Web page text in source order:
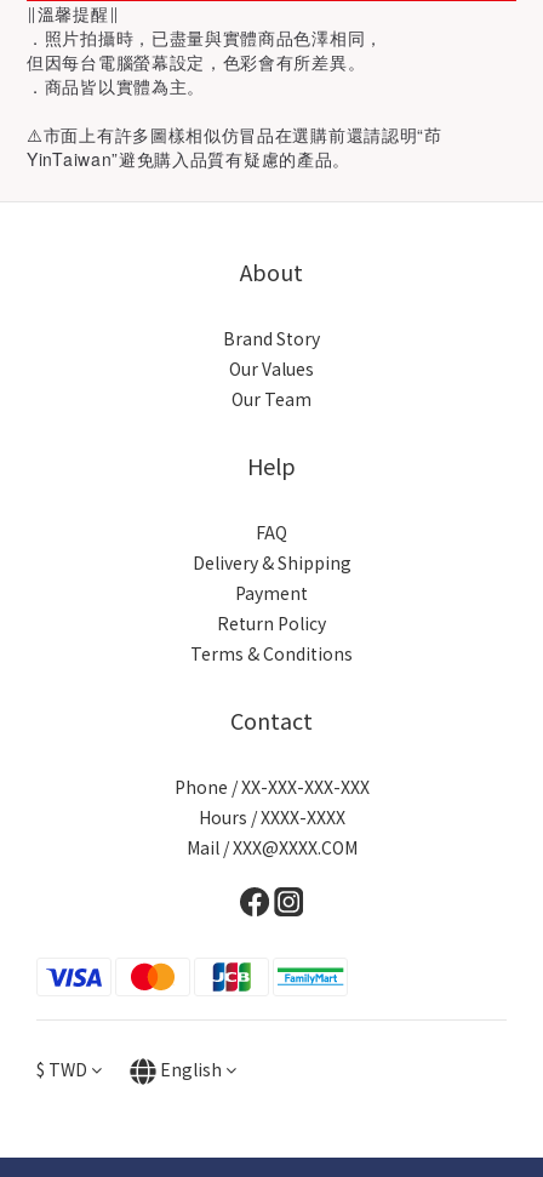
∥溫馨提醒∥
．照片拍攝時，已盡量與實體商品色澤相同，
但因每台電腦螢幕設定，色彩會有所差異。
．商品皆以實體為主。
⚠️市面上有許多圖樣相似仿冒品在選購前還請認明“茚
YinTaiwan”避免購入品質有疑慮的產品。
About
Brand Story
Our Values
Our Team
Help
FAQ
Delivery & Shipping
Payment
Return Policy
Terms & Conditions
Contact
Phone / XX-XXX-XXX-XXX
Hours / XXXX-XXXX
Mail / XXX@XXXX.COM
$ TWD English